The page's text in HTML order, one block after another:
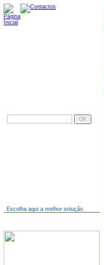
Escolha aqui a melhor solução